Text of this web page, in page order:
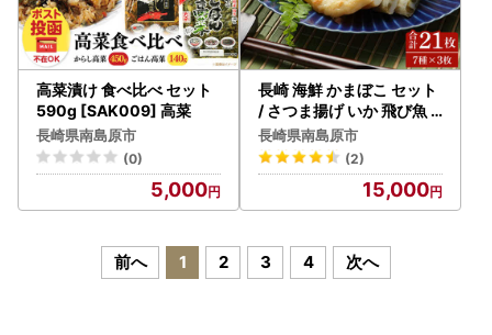
高菜漬け 食べ比べ セット
590g [SAK009] 高菜
長崎県南島原市
(0)
5,000
長崎 海鮮 かまぼこ セット
/ さつま揚げ いか 飛び魚
じゃこ かまぼこ カマボコ
おつまみ / 南島原市 / しき
しま蒲鉾 [SAR008]
長崎県南島原市
(2)
15,000
前へ 1 2 3 4 次へ